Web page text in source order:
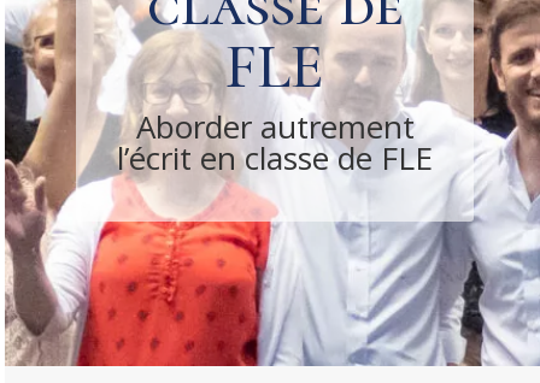
FLE
Aborder autrement
l’écrit en classe de FLE